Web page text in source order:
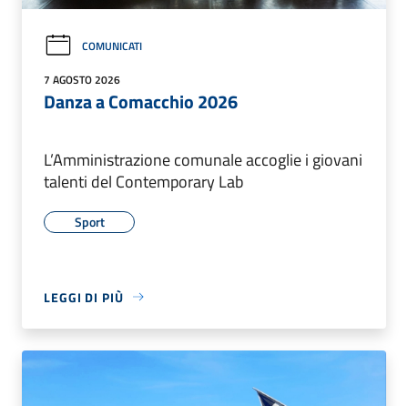
COMUNICATI
7 AGOSTO 2026
Danza a Comacchio 2026
L’Amministrazione comunale accoglie i giovani
talenti del Contemporary Lab
Sport
LEGGI DI PIÙ